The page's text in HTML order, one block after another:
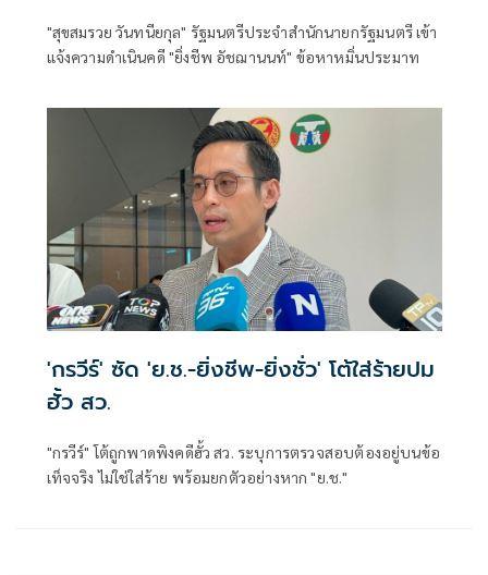
"สุขสมรวย วันทนียกุล" รัฐมนตรีประจำสำนักนายกรัฐมนตรี เข้า
แจ้งความดำเนินคดี "ยิ่งชีพ อัชฌานนท์" ข้อหาหมิ่นประมาท
'กรวีร์' ซัด 'ย.ช.-ยิ่งชีพ-ยิ่งชั่ว' โต้ใส่ร้ายปม
ฮั้ว สว.
"กรวีร์" โต้ถูกพาดพิงคดีฮั้ว สว. ระบุการตรวจสอบต้องอยู่บนข้อ
เท็จจริง ไม่ใช่ใส่ร้าย พร้อมยกตัวอย่างหาก "ย.ช."